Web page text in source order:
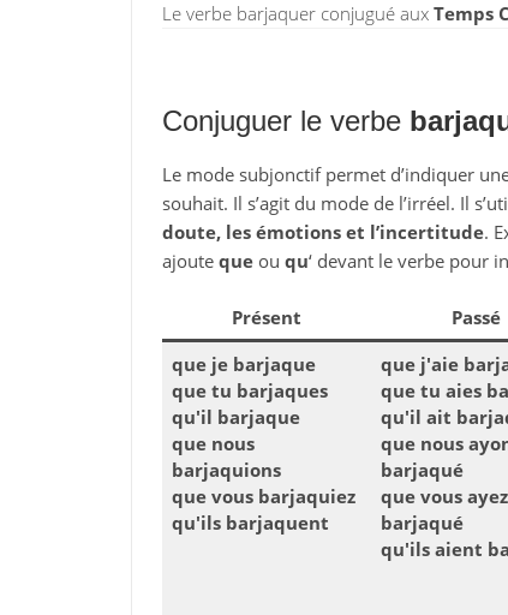
Le verbe barjaquer conjugué aux Temps
Conjuguer le verbe
Le mode subjonctif permet d’indiquer
souhait. Il s’agit du mode de l’irréel. Il
doute, les émotions et l’incertitude.
ajoute queou qu‘ devant le verbe pour
Présent Passé
que je barjaque
que tu barjaques
qu'il barjaque
que nous
barjaquions
que vous barjaquiez
qu'ils barjaquent
que j'aie
que tu aies
qu'il ait
que nous
barjaqué
que vous ayez
barjaqué
qu'ils aient